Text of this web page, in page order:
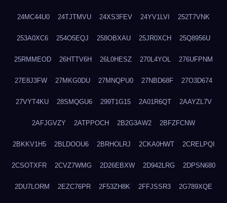
24MC44U0 24TJTMVU 24XS3FEV 24YV1LVI 252T7VNK
253A0XC6 254O5EQJ 258OBXAU 25JR0XCH 25Q8956U
25RMMEOD 26HTTV6H 26L0HESZ 270L4YOL 276UFPNM
27E8J3FW 27MKG0DU 27MNQPU0 27NBD68F 27O3D674
27VYT4KU 28SMQGU6 299T1G15 2A01R6QT 2AAYZL7V
2AFJGVZY 2ATPPOCH 2B2G3AW2 2BFZFCNW
2BKKV1H5 2BLDOOU6 2BRHOLRJ 2CKA0HWT 2CRELPQI
2CSOTXFR 2CVZ7WMG 2D26EBXW 2D942LRG 2DPSN680
2DU7LORM 2EZC76PR 2F53ZH8K 2FFJSSR3 2G789XQE